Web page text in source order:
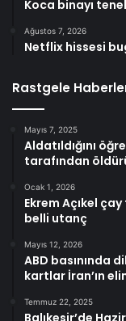
Koca binayı
Ağustos 7, 2026
Netflix hissesi
Rastgele
Mayıs 7, 2025
Aldatıldığını
tarafından
Ocak 1, 2026
Ekrem Açıkel
belli utanç
Mayıs 12, 2026
ABD basınında
kartlar İran’ın
Temmuz 22, 2025
Balıkesir’de